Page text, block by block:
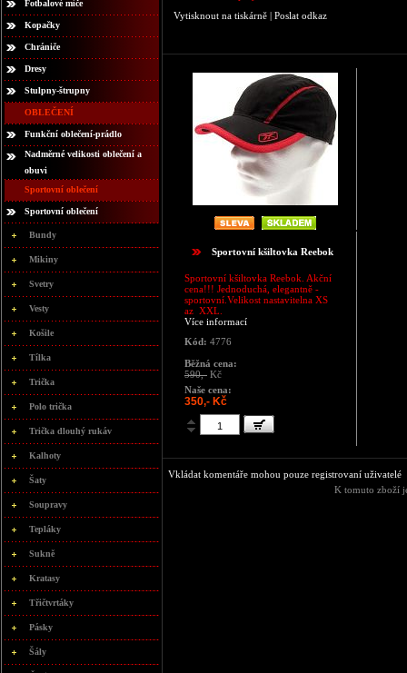
Fotbalové míče
Kopačky
Chrániče
Dresy
Stulpny-štrupny
OBLEČENÍ
Funkční oblečení-prádlo
Nadměrné velikosti oblečení a
obuvi
Sportovní oblečení
Sportovní oblečení
Bundy
Mikiny
Svetry
Vesty
Košile
Tílka
Trička
Polo trička
Trička dlouhý rukáv
Kalhoty
Šaty
Soupravy
Tepláky
Sukně
Kratasy
Třičtvrtáky
Pásky
Šály
Vytisknout na tiskárně | Poslat odkaz
Sportovní kšiltovka Reebok
Sportovní kšiltovka Reebok. Akční
cena!!! Jednoduchá, elegantně -
sportovní.Velikost nastavitelna XS
az XXL.
Více informací
Kód: 4776
Běžná cena:
590,- Kč
Naše cena:
350,- Kč
Vkládat komentáře mohou pouze registrovaní uživatelé
K tomuto zboží